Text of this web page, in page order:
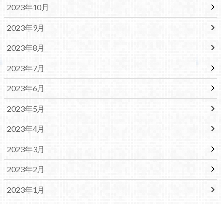
2023年10月
2023年9月
2023年8月
2023年7月
2023年6月
2023年5月
2023年4月
2023年3月
2023年2月
2023年1月